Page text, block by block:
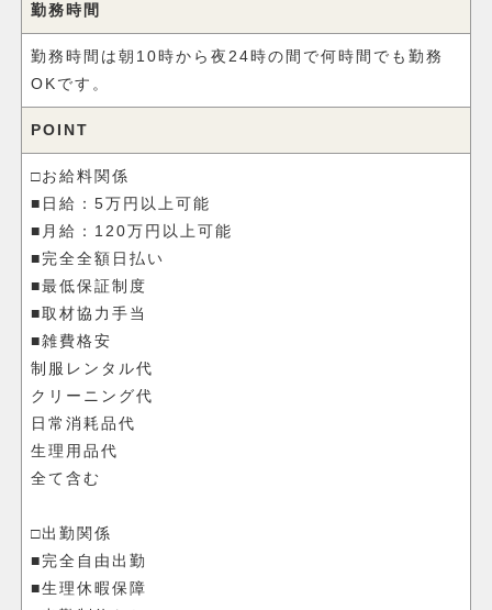
勤務時間
勤務時間は朝10時から夜24時の間で何時間でも勤務
OKです。
POINT
□お給料関係
■日給：5万円以上可能
■月給：120万円以上可能
■完全全額日払い
■最低保証制度
■取材協力手当
■雑費格安
制服レンタル代
クリーニング代
日常消耗品代
生理用品代
全て含む
□出勤関係
■完全自由出勤
■生理休暇保障